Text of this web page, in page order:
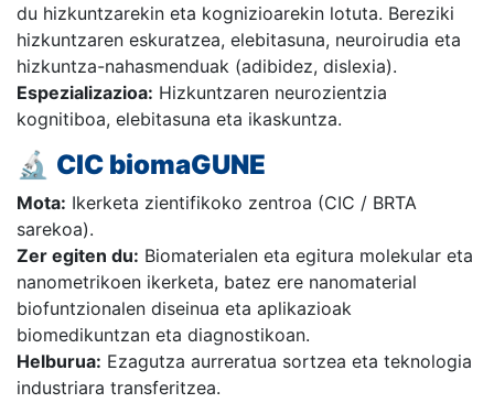
du hizkuntzarekin eta kognizioarekin lotuta. Bereziki
hizkuntzaren eskuratzea, elebitasuna, neuroirudia eta
hizkuntza-nahasmenduak (adibidez, dislexia).
Espezializazioa: Hizkuntzaren neurozientzia
kognitiboa, elebitasuna eta ikaskuntza.
🔬 CIC biomaGUNE
Mota: Ikerketa zientifikoko zentroa (CIC / BRTA
sarekoa).
Zer egiten du: Biomaterialen eta egitura molekular eta
nanometrikoen ikerketa, batez ere nanomaterial
biofuntzionalen diseinua eta aplikazioak
biomedikuntzan eta diagnostikoan.
Helburua: Ezagutza aurreratua sortzea eta teknologia
industriara transferitzea.